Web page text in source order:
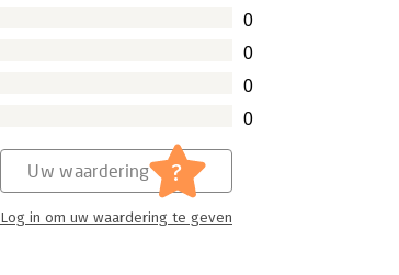
0
0
0
0
Uw waardering ?
Log in om uw waardering te geven